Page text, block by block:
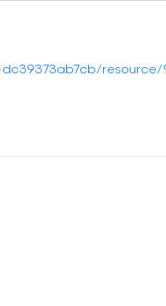
65e3108303ca/download/metro-